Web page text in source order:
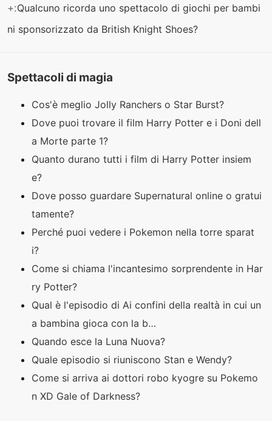
+:Qualcuno ricorda uno spettacolo di giochi per bambi
ni sponsorizzato da British Knight Shoes?
Spettacoli di magia
Cos'è meglio Jolly Ranchers o Star Burst?
Dove puoi trovare il film Harry Potter e i Doni dell
a Morte parte 1?
Quanto durano tutti i film di Harry Potter insiem
e?
Dove posso guardare Supernatural online o gratui
tamente?
Perché puoi vedere i Pokemon nella torre sparat
i?
Come si chiama l'incantesimo sorprendente in Har
ry Potter?
Qual è l'episodio di Ai confini della realtà in cui un
a bambina gioca con la b…
Quando esce la Luna Nuova?
Quale episodio si riuniscono Stan e Wendy?
Come si arriva ai dottori robo kyogre su Pokemo
n XD Gale of Darkness?